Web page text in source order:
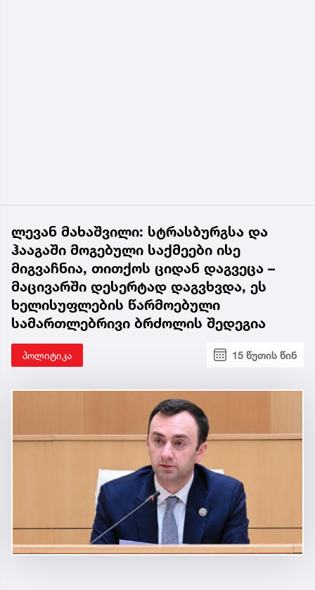
ლევან მახაშვილი: სტრასბურგსა და
ჰააგაში მოგებული საქმეები ისე
მიგვაჩნია, თითქოს ციდან დაგვეცა –
მაცივარში დესერტად დაგვხვდა, ეს
ხელისუფლების წარმოებული
სამართლებრივი ბრძოლის შედეგია
პოლიტიკა 15 წუთის წინ